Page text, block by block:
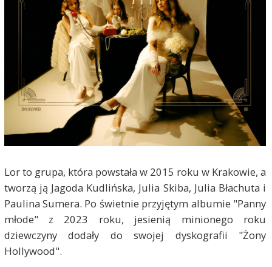
Lor to grupa, która powstała w 2015 roku w Krakowie, a
tworzą ją Jagoda Kudlińska, Julia Skiba, Julia Błachuta i
Paulina Sumera. Po świetnie przyjętym albumie "Panny
młode" z 2023 roku, jesienią minionego roku
dziewczyny dodały do swojej dyskografii "Żony
Hollywood".